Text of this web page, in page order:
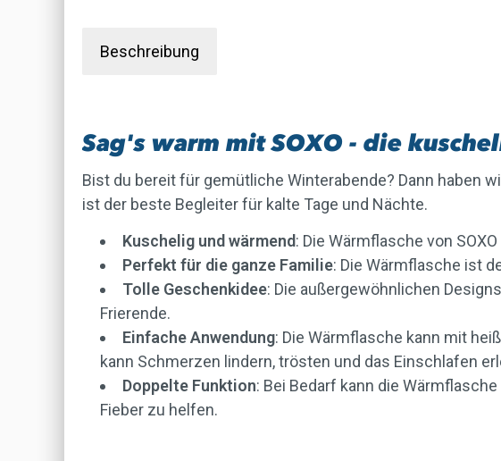
Beschreibung
Sag's warm mit SOXO - die
Bist du bereit für gemütliche Winterabende? Dann haben
ist der beste Begleiter für kalte Tage und Nächte.
Kuschelig und wärmend: Die Wärmflasche von
Perfekt für die ganze Familie: Die Wärmflasche ist
Tolle Geschenkidee: Die außergewöhnlichen
Frierende.
Einfache Anwendung: Die Wärmflasche kann mit
kann Schmerzen lindern, trösten und das Einschlafen
Doppelte Funktion: Bei Bedarf kann die
Fieber zu helfen.